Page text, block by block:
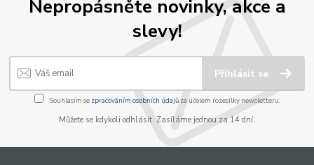
Nepropásněte novinky, akce a
slevy!
Přihlásit se
Souhlasím se zpracováním osobních údajůza účelem rozesílky newsletteru.
Můžete se kdykoli odhlásit. Zasíláme jednou za 14 dní.